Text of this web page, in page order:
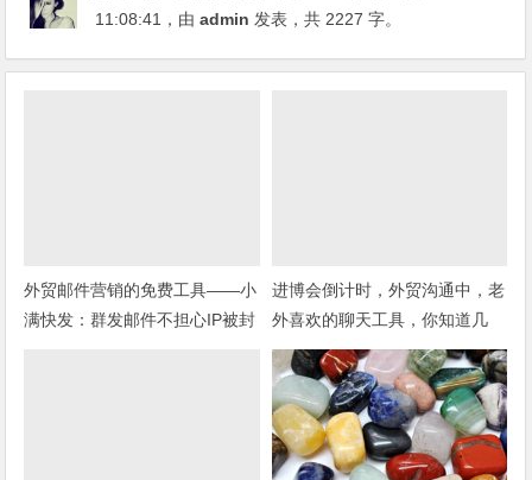
11:08:41 ，由admin 发表，共 2227 字。
外贸邮件营销的免费工具——小
满快发：群发邮件不担心IP被封
进博会倒计时，外贸沟通中，老
外喜欢的聊天工具，你知道几
种？